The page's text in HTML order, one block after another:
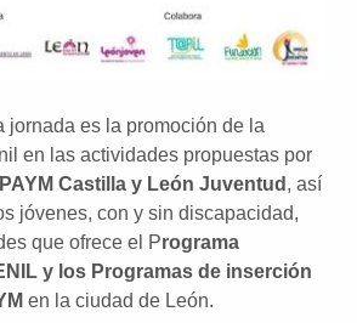
jornada es la promoción de la
en las actividades propuestas por
Castilla y León Juventud , así
jóvenes, con y sin discapacidad,
que ofrece el Programa
y los Programas de inserción
en la ciudad de León.